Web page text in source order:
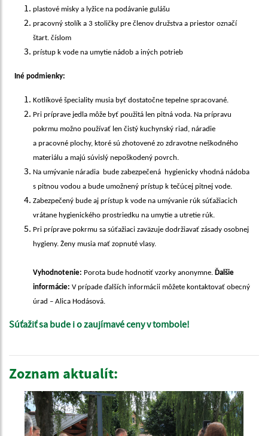
plastové misky a lyžice na podávanie gulášu
pracovný stolík a 3 stoličky pre členov družstva a priestor označí
štart. číslom
prístup k vode na umytie nádob a iných potrieb
Iné podmienky:
Kotlíkové špeciality musia byť dostatočne tepelne spracované.
Pri príprave jedla môže byť použitá len pitná voda. Na prípravu
pokrmu možno používať len čistý kuchynský riad, náradie
a pracovné plochy, ktoré sú zhotovené zo zdravotne neškodného
materiálu a majú súvislý nepoškodený povrch.
Na umývanie náradia bude zabezpečená hygienicky vhodná nádoba
s pitnou vodou a bude umožnený prístup k tečúcej pitnej vode.
Zabezpečený bude aj prístup k vode na umývanie rúk súťažiacich
vrátane hygienického prostriedku na umytie a utretie rúk.
Pri príprave pokrmu sa súťažiaci zaväzuje dodržiavať zásady osobnej
hygieny. Ženy musia mať zopnuté vlasy.
Vyhodnotenie: Porota bude hodnotiť vzorky anonymne. Ďalšie
informácie: V prípade ďalších informácii môžete kontaktovať obecný
úrad – Alica Hodásová.
Súťažiť sa bude i o zaujímavé ceny v tombole!
Zoznam aktualít: